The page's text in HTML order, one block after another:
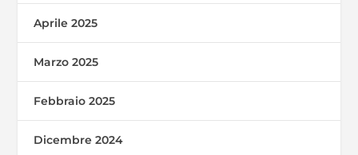
Aprile 2025
Marzo 2025
Febbraio 2025
Dicembre 2024